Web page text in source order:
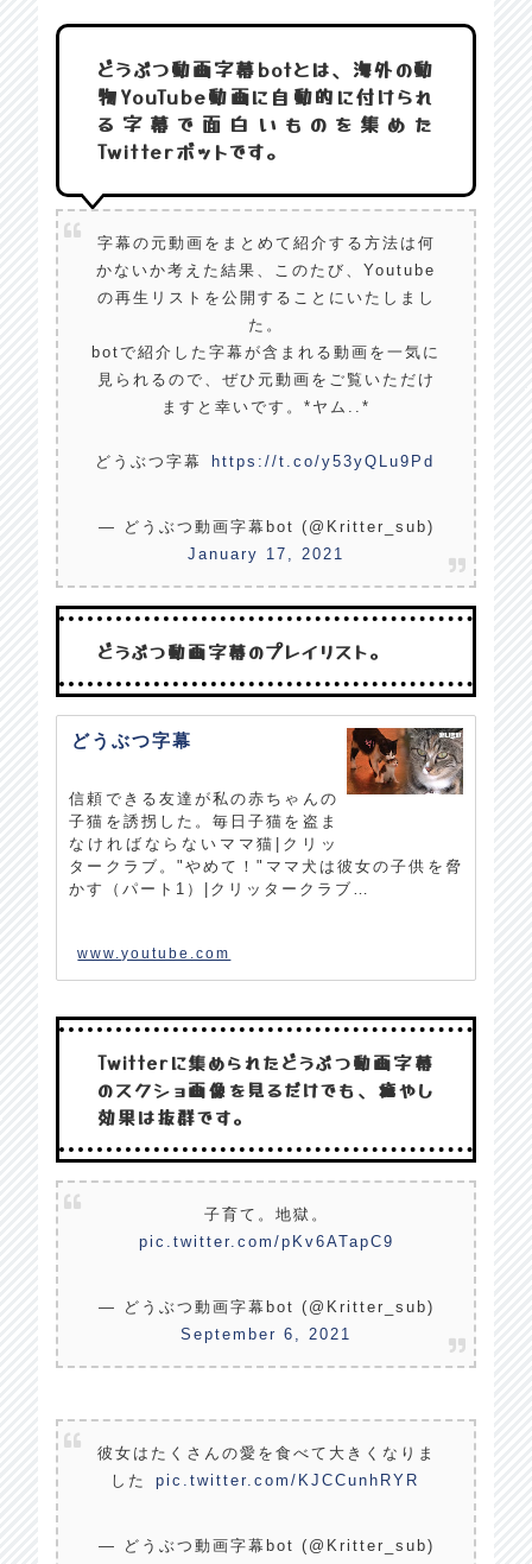
どうぶつ動画字幕botとは、海外の動
物YouTube動画に自動的に付けられ
る字幕で面白いものを集めた
Twitterボットです。
字幕の元動画をまとめて紹介する方法は何
かないか考えた結果、このたび、Youtube
の再生リストを公開することにいたしまし
た。
botで紹介した字幕が含まれる動画を一気に
見られるので、ぜひ元動画をご覧いただけ
ますと幸いです。*ヤム..*
どうぶつ字幕 https://t.co/y53yQLu9Pd
— どうぶつ動画字幕bot (@Kritter_sub)
January 17, 2021
どうぶつ動画字幕のプレイリスト。
どうぶつ字幕
信頼できる友達が私の赤ちゃんの
子猫を誘拐した。毎日子猫を盗ま
なければならないママ猫|クリッ
タークラブ。"やめて！"ママ犬は彼女の子供を脅
かす（パート1）|クリッタークラブ…
www.youtube.com
Twitterに集められたどうぶつ動画字幕
のスクショ画像を見るだけでも、癒やし
効果は抜群です。
子育て。地獄。
pic.twitter.com/pKv6ATapC9
— どうぶつ動画字幕bot (@Kritter_sub)
September 6, 2021
彼女はたくさんの愛を食べて大きくなりま
した
pic.twitter.com/KJCCunhRYR
— どうぶつ動画字幕bot (@Kritter_sub)